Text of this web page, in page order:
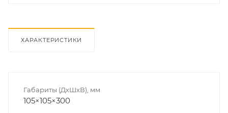
ХАРАКТЕРИСТИКИ
Габариты (ДхШхВ), мм
105×105×300